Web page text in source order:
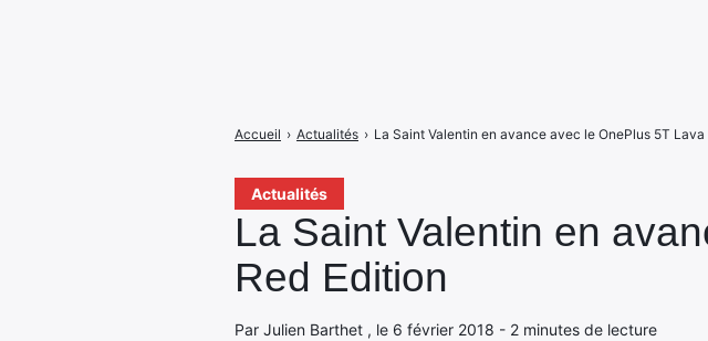
Actualités
La Saint Valentin en
Red Edition
Par Julien Barthet , le 6 février 2018 - 2 minutes de lecture
Accueil › Actualités › La Saint Valentin en avance avec le OnePlus 5T Lava